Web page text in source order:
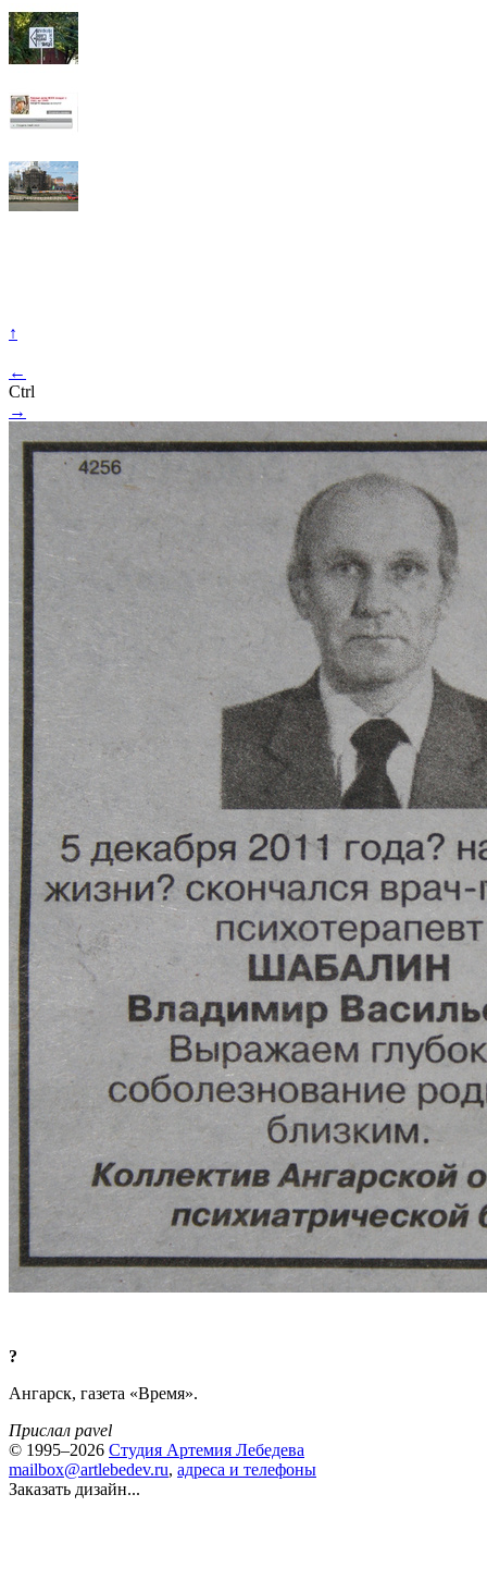
↑
←
Ctrl
→
?
Ангарск, газета «Время».
Прислал pavel
© 1995–2026 Студия Артемия Лебедева
mailbox@artlebedev.ru, адреса и телефоны
Заказать дизайн...